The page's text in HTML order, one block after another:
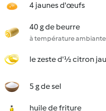
4 jaunes d'œufs
40 g de beurre
à température
le zeste d'½ citron
5 g de sel
huile de friture